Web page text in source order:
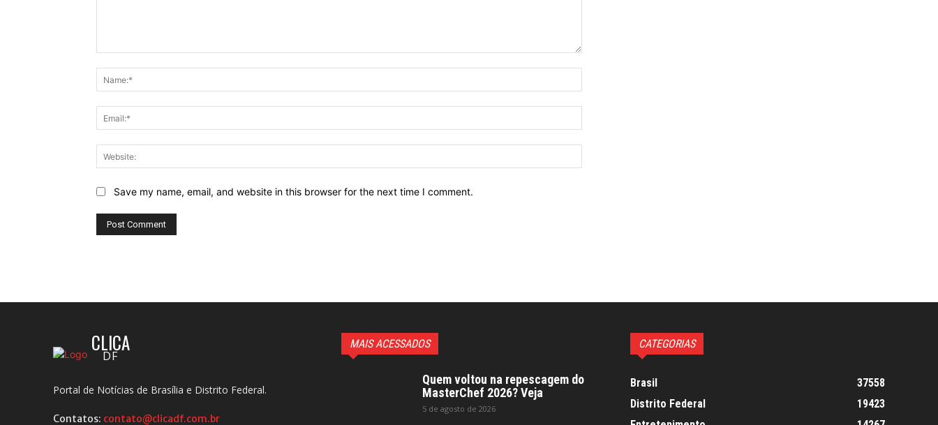
Save my name, email, and website in this browser for the next time I comment.
CLICA
DF
Portal de Notícias de Brasília e Distrito Federal.
Contatos: contato@clicadf.com.br
MAIS ACESSADOS
Quem voltou na repescagem do
MasterChef 2026? Veja
5 de agosto de 2026
CATEGORIAS
Brasil
37558
Distrito Federal
19423